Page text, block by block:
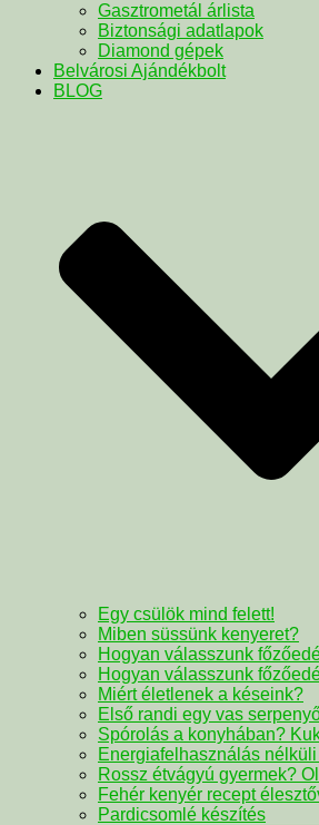
Gasztrometál árlista
Biztonsági adatlapok
Diamond gépek
Belvárosi Ajándékbolt
BLOG
Egy csülök mind felett!
Miben süssünk kenyeret?
Hogyan válasszunk
Hogyan válasszunk
Miért életlenek a késeink?
Első randi egy vas
Spórolás a konyhában?
Energiafelhasználás
Rossz étvágyú gyermek?
Fehér kenyér recept
Pardicsomlé készítés